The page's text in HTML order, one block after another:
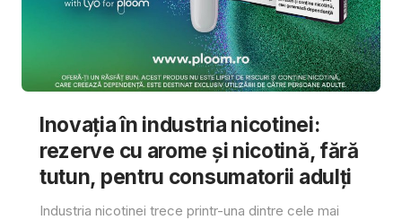
Inovația în industria nicotinei:
rezerve cu arome și nicotină, fără
tutun, pentru consumatorii adulți
Industria nicotinei trece printr-una dintre cele mai